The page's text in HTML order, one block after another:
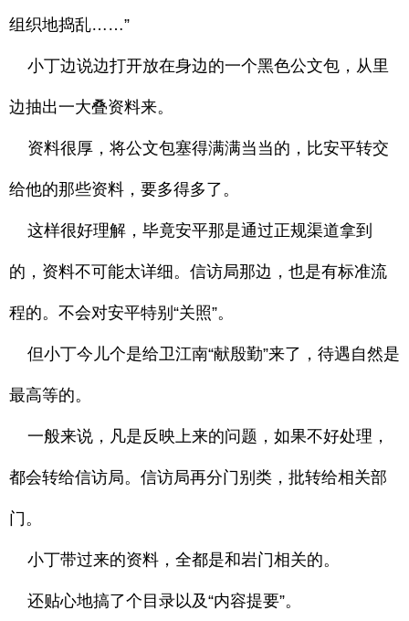
组织地捣乱……”
小丁边说边打开放在身边的一个黑色公文包，从里
边抽出一大叠资料来。
资料很厚，将公文包塞得满满当当的，比安平转交
给他的那些资料，要多得多了。
这样很好理解，毕竟安平那是通过正规渠道拿到
的，资料不可能太详细。信访局那边，也是有标准流
程的。不会对安平特别“关照”。
但小丁今儿个是给卫江南“献殷勤”来了，待遇自然是
最高等的。
一般来说，凡是反映上来的问题，如果不好处理，
都会转给信访局。信访局再分门别类，批转给相关部
门。
小丁带过来的资料，全都是和岩门相关的。
还贴心地搞了个目录以及“内容提要”。